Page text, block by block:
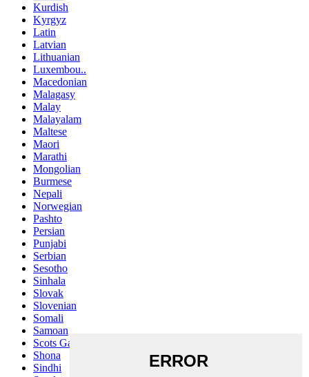
Kurdish
Kyrgyz
Latin
Latvian
Lithuanian
Luxembou..
Macedonian
Malagasy
Malay
Malayalam
Maltese
Maori
Marathi
Mongolian
Burmese
Nepali
Norwegian
Pashto
Persian
Punjabi
Serbian
Sesotho
Sinhala
Slovak
Slovenian
Somali
Samoan
Scots Gaelic
Shona
Sindhi